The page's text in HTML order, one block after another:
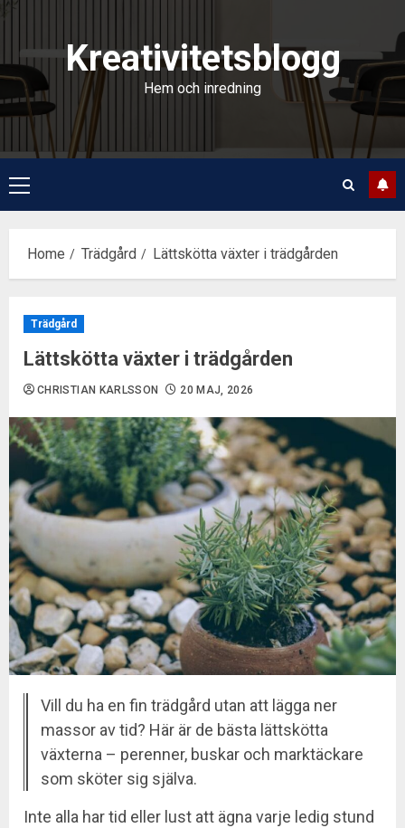
Skip
content
Kreativitetsblogg
Hem och inredning
Primary
Menu
Home Trädgård Lättskötta växter i trädgården
Trädgård
Lättskötta växter i trädgården
CHRISTIAN KARLSSON 20 MAJ, 2026
Vill du ha en fin trädgård utan att lägga ner
massor av tid? Här är de bästa lättskötta
växterna – perenner, buskar och marktäckare
som sköter sig själva.
Inte alla har tid eller lust att ägna varje ledig stund